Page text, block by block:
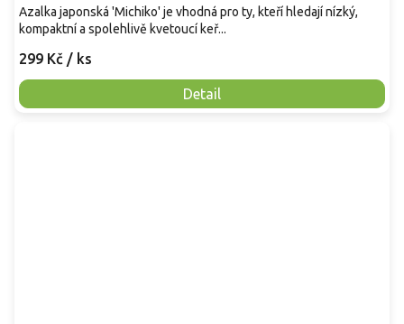
299 Kč / ks
Detail
Azalka japonská 'Michiko' je vhodná pro ty, kteří hledají nízký,
kompaktní a spolehlivě kvetoucí keř...